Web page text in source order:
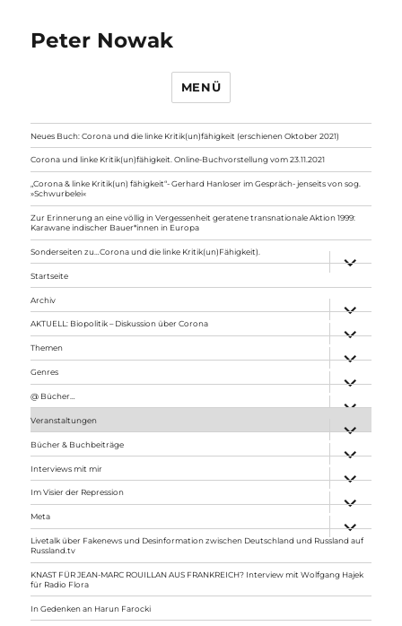
Peter Nowak
MENÜ
Neues Buch: Corona und die linke Kritik(un)fähigkeit (erschienen Oktober 2021)
Corona und linke Kritik(un)fähigkeit. Online-Buchvorstellung vom 23.11.2021
„Corona & linke Kritik(un) fähigkeit“- Gerhard Hanloser im Gespräch- jenseits von sog.
»Schwurbelei«
Zur Erinnerung an eine völlig in Vergessenheit geratene transnationale Aktion 1999:
Karawane indischer Bauer*innen in Europa
Sonderseiten zu…Corona und die linke Kritik(un)Fähigkeit).
anzeigen
Startseite
Archiv
anzeigen
AKTUELL: Biopolitik – Diskussion über Corona
anzeigen
Themen
anzeigen
Genres
anzeigen
@ Bücher…
Veranstaltungen
anzeigen
Bücher & Buchbeiträge
anzeigen
Interviews mit mir
anzeigen
Im Visier der Repression
anzeigen
Meta
anzeigen
Livetalk über Fakenews und Desinformation zwischen Deutschland und Russland auf
Russland.tv
KNAST FÜR JEAN-MARC ROUILLAN AUS FRANKREICH? Interview mit Wolfgang Hajek
für Radio Flora
In Gedenken an Harun Farocki